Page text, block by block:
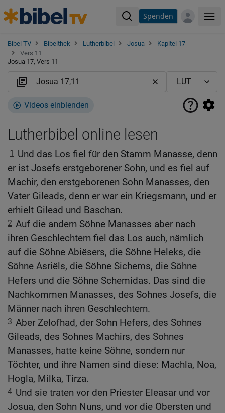
Spenden
Bibel TV Bibelthek Lutherbibel Josua
Kapitel 17
Vers 11
Josua 17, Vers 11
Videos einblenden
Lutherbibel online lesen
1 Und das Los fiel für den Stamm Manasse, denn
er ist Josefs erstgeborener Sohn, und es fiel auf
Machir, den erstgeborenen Sohn Manasses, den
Vater Gileads, denn er war ein Kriegsmann, und er
erhielt Gilead und Baschan.
2 Auf die andern Söhne Manasses aber nach
ihren Geschlechtern fiel das Los auch, nämlich
auf die Söhne Abiësers, die Söhne Heleks, die
Söhne Asriëls, die Söhne Sichems, die Söhne
Hefers und die Söhne Schemidas. Das sind die
Nachkommen Manasses, des Sohnes Josefs, die
Männer nach ihren Geschlechtern.
3 Aber Zelofhad, der Sohn Hefers, des Sohnes
Gileads, des Sohnes Machirs, des Sohnes
Manasses, hatte keine Söhne, sondern nur
Töchter, und ihre Namen sind diese: Machla, Noa,
Hogla, Milka, Tirza.
4 Und sie traten vor den Priester Eleasar und vor
Josua, den Sohn Nuns, und vor die Obersten und